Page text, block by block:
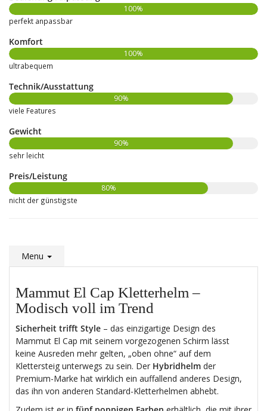
100%
perfekt anpassbar
Komfort
100%
ultrabequem
Technik/Ausstattung
90%
viele Features
Gewicht
90%
sehr leicht
Preis/Leistung
80%
nicht der günstigste
Menu
Mammut El Cap Kletterhelm –
Modisch voll im Trend
Sicherheit trifft Style – das einzigartige Design des
Mammut El Cap mit seinem vorgezogenen Schirm lässt
keine Ausreden mehr gelten, „oben ohne“ auf dem
Klettersteig unterwegs zu sein. Der Hybridhelm der
Premium-Marke hat wirklich ein auffallend anderes Design,
das ihn von anderen Standard-Kletterhelmen abhebt.